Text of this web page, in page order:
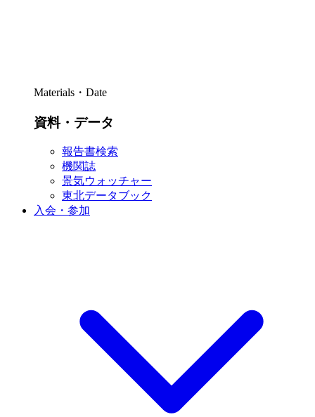
Materials・Date
資料・データ
報告書検索
機関誌
景気ウォッチャー
東北データブック
入会・参加